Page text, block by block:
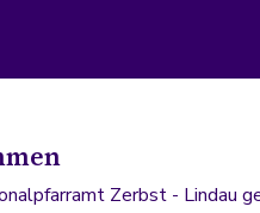
Zerbst - Lindau